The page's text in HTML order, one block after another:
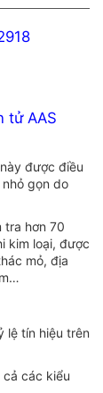
tử AAS
được điều
gọn do
tra hơn 70
kim loại, được
mỏ, địa
lệ tín hiệu trên
cả các kiểu